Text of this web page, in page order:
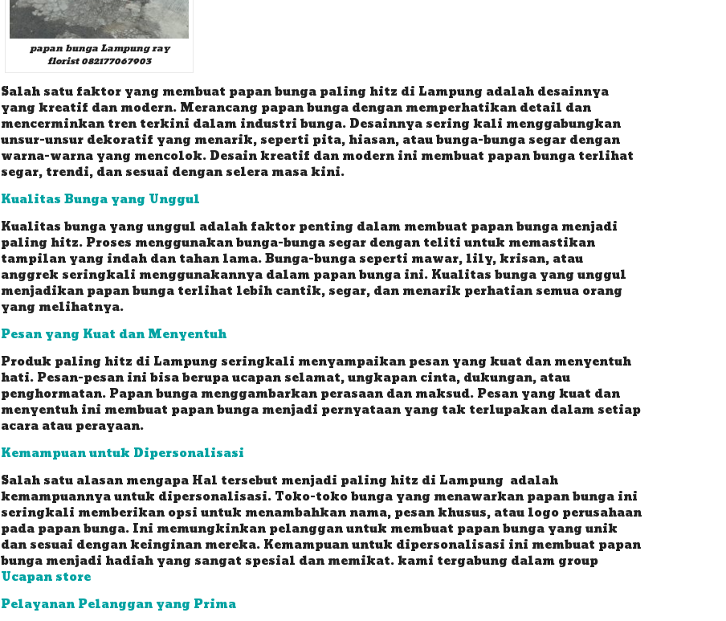
papan bunga Lampung ray
florist 082177067903
Salah satu faktor yang membuat papan bunga paling hitz di Lampung adalah desainnya
yang kreatif dan modern. Merancang papan bunga dengan memperhatikan detail dan
mencerminkan tren terkini dalam industri bunga. Desainnya sering kali menggabungkan
unsur-unsur dekoratif yang menarik, seperti pita, hiasan, atau bunga-bunga segar dengan
warna-warna yang mencolok. Desain kreatif dan modern ini membuat papan bunga terlihat
segar, trendi, dan sesuai dengan selera masa kini.
Kualitas Bunga yang Unggul
Kualitas bunga yang unggul adalah faktor penting dalam membuat papan bunga menjadi
paling hitz. Proses menggunakan bunga-bunga segar dengan teliti untuk memastikan
tampilan yang indah dan tahan lama. Bunga-bunga seperti mawar, lily, krisan, atau
anggrek seringkali menggunakannya dalam papan bunga ini. Kualitas bunga yang unggul
menjadikan papan bunga terlihat lebih cantik, segar, dan menarik perhatian semua orang
yang melihatnya.
Pesan yang Kuat dan Menyentuh
Produk paling hitz di Lampung seringkali menyampaikan pesan yang kuat dan menyentuh
hati. Pesan-pesan ini bisa berupa ucapan selamat, ungkapan cinta, dukungan, atau
penghormatan. Papan bunga menggambarkan perasaan dan maksud. Pesan yang kuat dan
menyentuh ini membuat papan bunga menjadi pernyataan yang tak terlupakan dalam setiap
acara atau perayaan.
Kemampuan untuk Dipersonalisasi
Salah satu alasan mengapa Hal tersebut menjadi paling hitz di Lampung adalah
kemampuannya untuk dipersonalisasi. Toko-toko bunga yang menawarkan papan bunga ini
seringkali memberikan opsi untuk menambahkan nama, pesan khusus, atau logo perusahaan
pada papan bunga. Ini memungkinkan pelanggan untuk membuat papan bunga yang unik
dan sesuai dengan keinginan mereka. Kemampuan untuk dipersonalisasi ini membuat papan
bunga menjadi hadiah yang sangat spesial dan memikat. kami tergabung dalam group
Ucapan store
Pelayanan Pelanggan yang Prima